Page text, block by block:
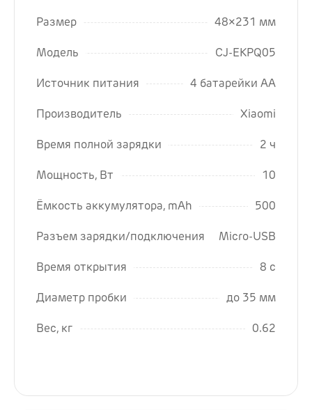
Размер 48×231 мм
Модель CJ-EKPQ05
Источник питания 4 батарейки АА
Производитель Xiaomi
Время полной зарядки 2 ч
Мощность, Вт 10
Ёмкость аккумулятора, mAh 500
Разъем зарядки/подключения Micro-USB
Время открытия 8 с
Диаметр пробки до 35 мм
Вес, кг 0.62